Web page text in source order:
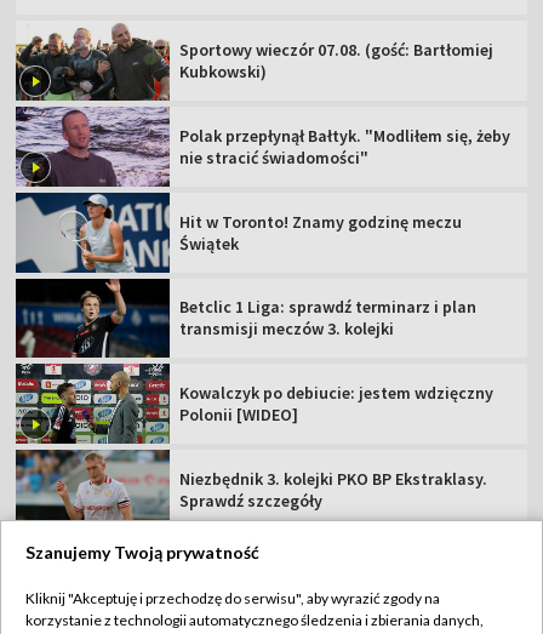
Sportowy wieczór 07.08. (gość: Bartłomiej
Kubkowski)
Polak przepłynął Bałtyk. "Modliłem się, żeby
nie stracić świadomości"
Hit w Toronto! Znamy godzinę meczu
Świątek
Betclic 1 Liga: sprawdź terminarz i plan
transmisji meczów 3. kolejki
Kowalczyk po debiucie: jestem wdzięczny
Polonii [WIDEO]
Niezbędnik 3. kolejki PKO BP Ekstraklasy.
Sprawdź szczegóły
Szanujemy Twoją prywatność
Kliknij "Akceptuję i przechodzę do serwisu", aby wyrazić zgody na
korzystanie z technologii automatycznego śledzenia i zbierania danych,